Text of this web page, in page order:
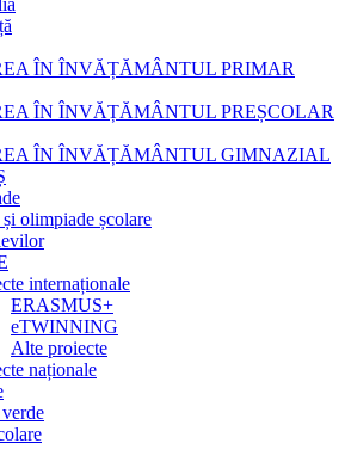
ÎN ÎNVĂȚĂMÂNTUL PRIMAR
ÎN ÎNVĂȚĂMÂNTUL PREȘCOLAR
ÎN ÎNVĂȚĂMÂNTUL GIMNAZIAL
olimpiade școlare
internaționale
ERASMUS+
eTWINNING
Alte proiecte
naționale